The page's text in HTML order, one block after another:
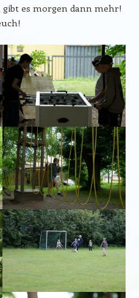
es morgen dann mehr!